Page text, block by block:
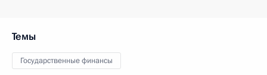
Темы
Государственные финансы